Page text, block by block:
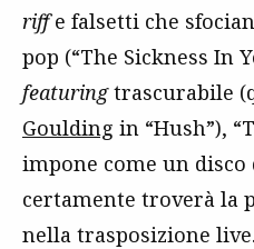
riffe falsetti che
pop (“The Sickness In
featuringtrascurabile
Goulding in “Hush”),
impone come un
certamente troverà la
nella trasposizione